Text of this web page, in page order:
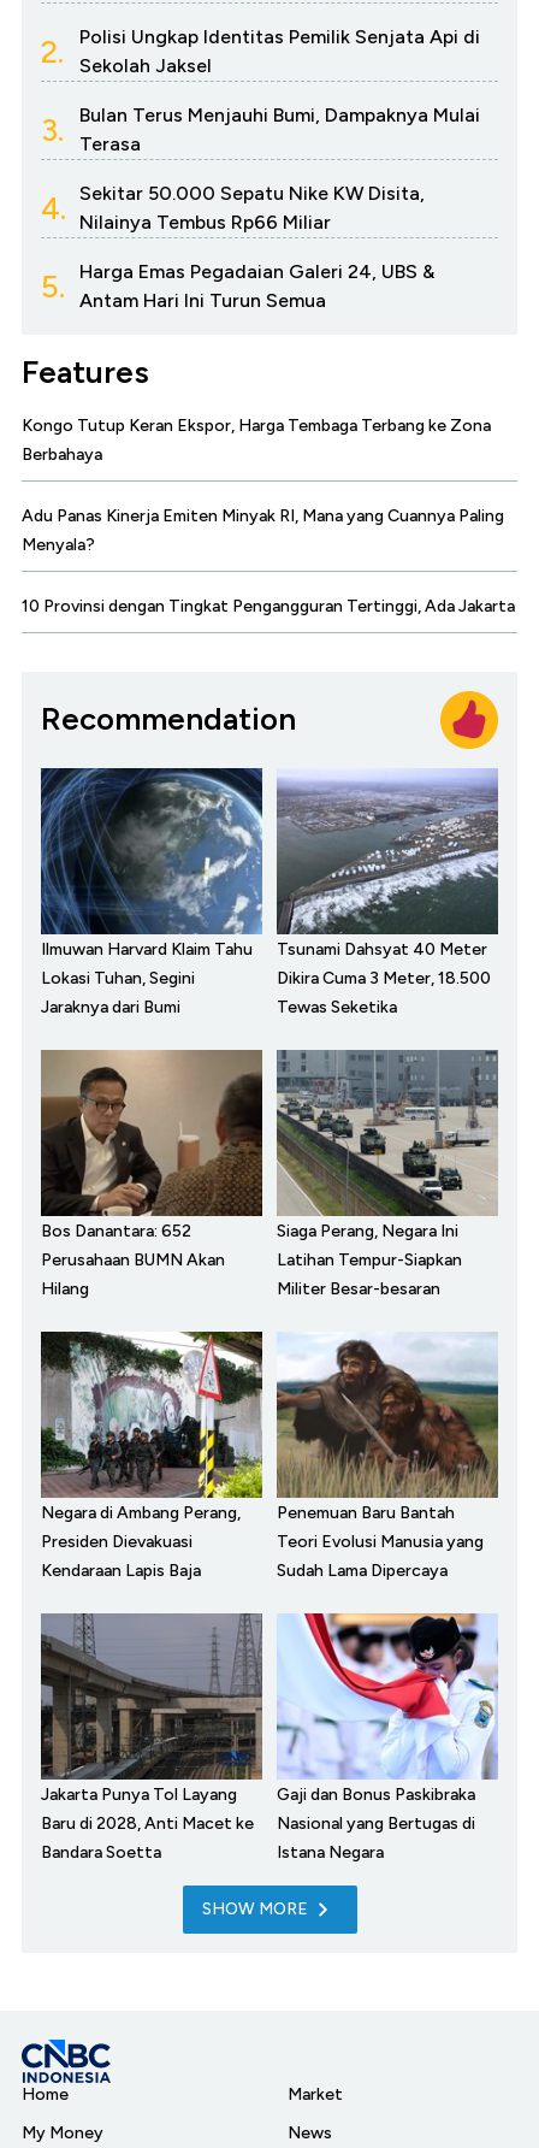
2.
Polisi Ungkap Identitas Pemilik Senjata Api di
Sekolah Jaksel
3.
Bulan Terus Menjauhi Bumi, Dampaknya Mulai
Terasa
4.
Sekitar 50.000 Sepatu Nike KW Disita,
Nilainya Tembus Rp66 Miliar
5.
Harga Emas Pegadaian Galeri 24, UBS &
Antam Hari Ini Turun Semua
Features
Kongo Tutup Keran Ekspor, Harga Tembaga Terbang ke Zona
Berbahaya
Adu Panas Kinerja Emiten Minyak RI, Mana yang Cuannya Paling
Menyala?
10 Provinsi dengan Tingkat Pengangguran Tertinggi, Ada Jakarta
Recommendation
Ilmuwan Harvard Klaim Tahu
Lokasi Tuhan, Segini
Jaraknya dari Bumi
Tsunami Dahsyat 40 Meter
Dikira Cuma 3 Meter, 18.500
Tewas Seketika
Bos Danantara: 652
Perusahaan BUMN Akan
Hilang
Siaga Perang, Negara Ini
Latihan Tempur-Siapkan
Militer Besar-besaran
Negara di Ambang Perang,
Presiden Dievakuasi
Kendaraan Lapis Baja
Penemuan Baru Bantah
Teori Evolusi Manusia yang
Sudah Lama Dipercaya
Jakarta Punya Tol Layang
Baru di 2028, Anti Macet ke
Bandara Soetta
Gaji dan Bonus Paskibraka
Nasional yang Bertugas di
Istana Negara
SHOW MORE
Home
My Money
Market
News